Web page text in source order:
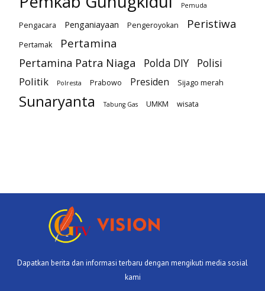
Pemuda
Pengacara Penganiayaan Pengeroyokan Peristiwa
Pertamak Pertamina
Pertamina Patra Niaga Polda DIY
Polisi
Politik
Polresta Prabowo Presiden Sijago merah
Sunaryanta Tabung Gas UMKM wisata
Dapatkan berita dan informasi terbaru dengan mengikuti media sosial
kami